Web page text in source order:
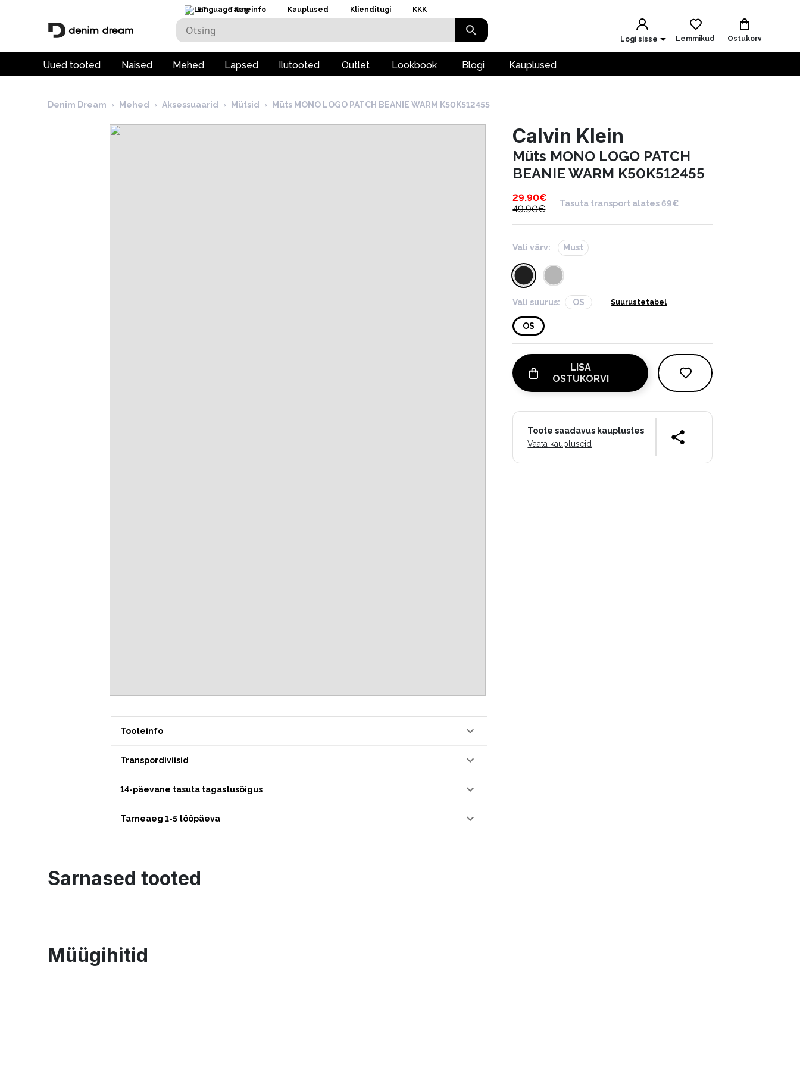
ET Tarneinfo Kauplused Klienditugi KKK
Logi sisse Lemmikud Ostukorv
Uued tooted Naised Mehed Lapsed Ilutooted Outlet Lookbook Blogi Kauplused
Denim Dream › Mehed › Aksessuaarid › Mütsid › Müts MONO LOGO PATCH BEANIE WARM K50K512455
Tooteinfo
Transpordiviisid
14-päevane tasuta tagastusõigus
Tarneaeg 1-5 tööpäeva
Calvin Klein
Müts MONO LOGO PATCH
BEANIE WARM K50K512455
29.90€
49.90€
Tasuta transport alates 69€
Vali värv: Must
Vali suurus: OS Suurustetabel
OS
LISA
OSTUKORVI
Toote saadavus kauplustes
Vaata kaupluseid
Sarnased tooted
Müügihitid